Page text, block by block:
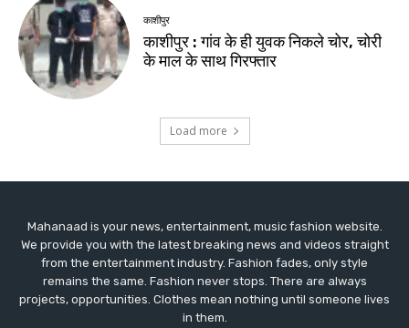
Mahanaad is your news, entertainment, music fashion website.
We provide you with the latest breaking news and videos straight
from the entertainment industry. Fashion fades, only style
remains the same. Fashion never stops. There are always
projects, opportunities. Clothes mean nothing until someone lives
in them.